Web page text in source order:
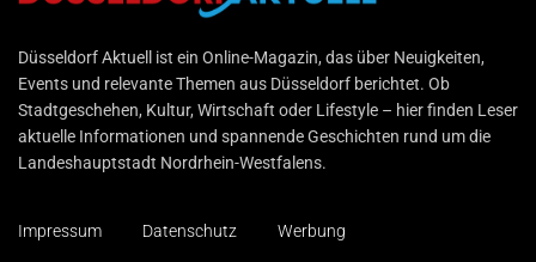
Düsseldorf Aktuell
Düsseldorf Aktuell ist ein Online-Magazin, das über Neuigkeiten,
Events und relevante Themen aus Düsseldorf berichtet. Ob
Stadtgeschehen, Kultur, Wirtschaft oder Lifestyle – hier finden Leser
aktuelle Informationen und spannende Geschichten rund um die
Landeshauptstadt Nordrhein-Westfalens.
Impressum Datenschutz Werbung